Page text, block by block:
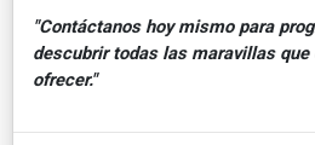
"Contáctanos hoy mismo para
descubrir todas las maravillas que
ofrecer."